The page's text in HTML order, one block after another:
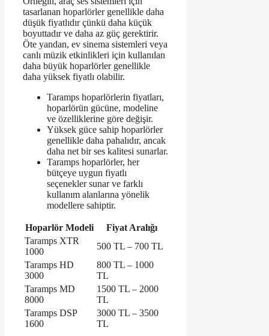
tasarlanan hoparlörler genellikle daha
düşük fiyatlıdır çünkü daha küçük
boyuttadır ve daha az güç gerektirir.
Öte yandan, ev sinema sistemleri veya
canlı müzik etkinlikleri için kullanılan
daha büyük hoparlörler genellikle
daha yüksek fiyatlı olabilir.
Taramps hoparlörlerin fiyatları,
hoparlörün gücüne, modeline
ve özelliklerine göre değişir.
Yüksek güce sahip hoparlörler
genellikle daha pahalıdır, ancak
daha net bir ses kalitesi sunarlar.
Taramps hoparlörler, her
bütçeye uygun fiyatlı
seçenekler sunar ve farklı
kullanım alanlarına yönelik
modellere sahiptir.
Hoparlör Modeli
Fiyat Aralığı
Taramps XTR
1000
500 TL – 700 TL
Taramps HD
3000
800 TL – 1000
TL
Taramps MD
8000
1500 TL – 2000
TL
Taramps DSP
1600
3000 TL – 3500
TL